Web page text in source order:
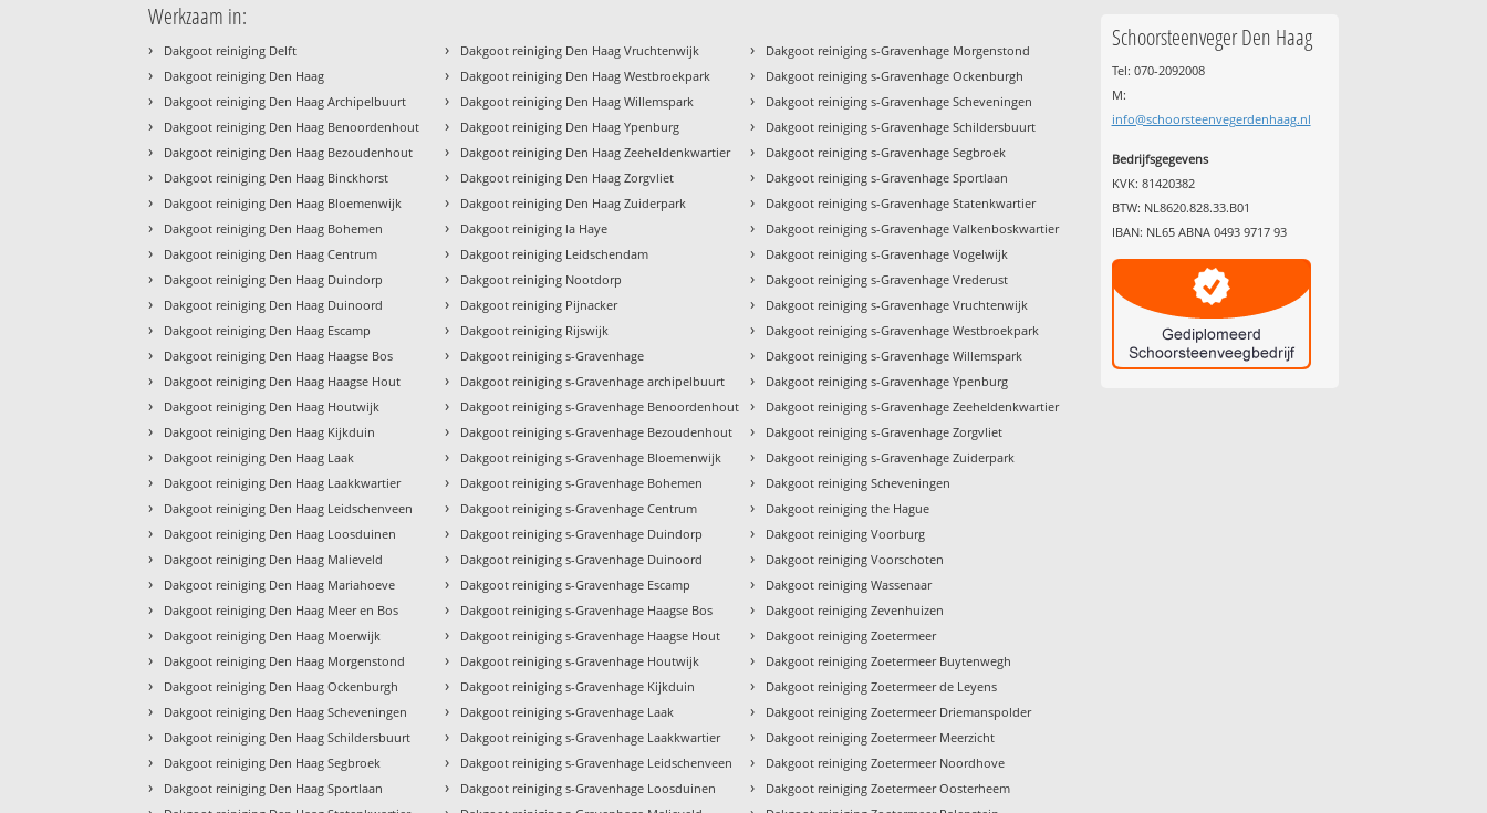
Werkzaam in:
› Dakgoot reiniging Delft
› Dakgoot reiniging Den Haag
› Dakgoot reiniging Den Haag Archipelbuurt
› Dakgoot reiniging Den Haag Benoordenhout
› Dakgoot reiniging Den Haag Bezoudenhout
› Dakgoot reiniging Den Haag Binckhorst
› Dakgoot reiniging Den Haag Bloemenwijk
› Dakgoot reiniging Den Haag Bohemen
› Dakgoot reiniging Den Haag Centrum
› Dakgoot reiniging Den Haag Duindorp
› Dakgoot reiniging Den Haag Duinoord
› Dakgoot reiniging Den Haag Escamp
› Dakgoot reiniging Den Haag Haagse Bos
› Dakgoot reiniging Den Haag Haagse Hout
› Dakgoot reiniging Den Haag Houtwijk
› Dakgoot reiniging Den Haag Kijkduin
› Dakgoot reiniging Den Haag Laak
› Dakgoot reiniging Den Haag Laakkwartier
› Dakgoot reiniging Den Haag Leidschenveen
› Dakgoot reiniging Den Haag Loosduinen
› Dakgoot reiniging Den Haag Malieveld
› Dakgoot reiniging Den Haag Mariahoeve
› Dakgoot reiniging Den Haag Meer en Bos
› Dakgoot reiniging Den Haag Moerwijk
› Dakgoot reiniging Den Haag Morgenstond
› Dakgoot reiniging Den Haag Ockenburgh
› Dakgoot reiniging Den Haag Scheveningen
› Dakgoot reiniging Den Haag Schildersbuurt
› Dakgoot reiniging Den Haag Segbroek
› Dakgoot reiniging Den Haag Sportlaan
› Dakgoot reiniging Den Haag Vruchtenwijk
› Dakgoot reiniging Den Haag Westbroekpark
› Dakgoot reiniging Den Haag Willemspark
› Dakgoot reiniging Den Haag Ypenburg
› Dakgoot reiniging Den Haag Zeeheldenkwartier
› Dakgoot reiniging Den Haag Zorgvliet
› Dakgoot reiniging Den Haag Zuiderpark
› Dakgoot reiniging la Haye
› Dakgoot reiniging Leidschendam
› Dakgoot reiniging Nootdorp
› Dakgoot reiniging Pijnacker
› Dakgoot reiniging Rijswijk
› Dakgoot reiniging s-Gravenhage
› Dakgoot reiniging s-Gravenhage archipelbuurt
› Dakgoot reiniging s-Gravenhage Benoordenhout
› Dakgoot reiniging s-Gravenhage Bezoudenhout
› Dakgoot reiniging s-Gravenhage Bloemenwijk
› Dakgoot reiniging s-Gravenhage Bohemen
› Dakgoot reiniging s-Gravenhage Centrum
› Dakgoot reiniging s-Gravenhage Duindorp
› Dakgoot reiniging s-Gravenhage Duinoord
› Dakgoot reiniging s-Gravenhage Escamp
› Dakgoot reiniging s-Gravenhage Haagse Bos
› Dakgoot reiniging s-Gravenhage Haagse Hout
› Dakgoot reiniging s-Gravenhage Houtwijk
› Dakgoot reiniging s-Gravenhage Kijkduin
› Dakgoot reiniging s-Gravenhage Laak
› Dakgoot reiniging s-Gravenhage Laakkwartier
› Dakgoot reiniging s-Gravenhage Leidschenveen
› Dakgoot reiniging s-Gravenhage Loosduinen
› Dakgoot reiniging s-Gravenhage Morgenstond
› Dakgoot reiniging s-Gravenhage Ockenburgh
› Dakgoot reiniging s-Gravenhage Scheveningen
› Dakgoot reiniging s-Gravenhage Schildersbuurt
› Dakgoot reiniging s-Gravenhage Segbroek
› Dakgoot reiniging s-Gravenhage Sportlaan
› Dakgoot reiniging s-Gravenhage Statenkwartier
› Dakgoot reiniging s-Gravenhage Valkenboskwartier
› Dakgoot reiniging s-Gravenhage Vogelwijk
› Dakgoot reiniging s-Gravenhage Vrederust
› Dakgoot reiniging s-Gravenhage Vruchtenwijk
› Dakgoot reiniging s-Gravenhage Westbroekpark
› Dakgoot reiniging s-Gravenhage Willemspark
› Dakgoot reiniging s-Gravenhage Ypenburg
› Dakgoot reiniging s-Gravenhage Zeeheldenkwartier
› Dakgoot reiniging s-Gravenhage Zorgvliet
› Dakgoot reiniging s-Gravenhage Zuiderpark
› Dakgoot reiniging Scheveningen
› Dakgoot reiniging the Hague
› Dakgoot reiniging Voorburg
› Dakgoot reiniging Voorschoten
› Dakgoot reiniging Wassenaar
› Dakgoot reiniging Zevenhuizen
› Dakgoot reiniging Zoetermeer
› Dakgoot reiniging Zoetermeer Buytenwegh
› Dakgoot reiniging Zoetermeer de Leyens
› Dakgoot reiniging Zoetermeer Driemanspolder
› Dakgoot reiniging Zoetermeer Meerzicht
› Dakgoot reiniging Zoetermeer Noordhove
› Dakgoot reiniging Zoetermeer Oosterheem
Schoorsteenveger Den Haag
Tel: 070-2092008
M:
info@schoorsteenvegerdenhaag.nl
Bedrijfsgegevens
KVK: 81420382
BTW: NL8620.828.33.B01
IBAN: NL65 ABNA 0493 9717 93